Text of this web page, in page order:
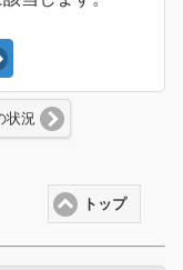
状況
トップ